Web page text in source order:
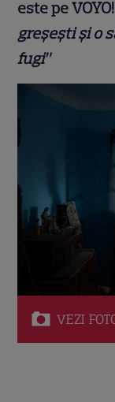
este pe
greșești și o
fugi”
VEZI